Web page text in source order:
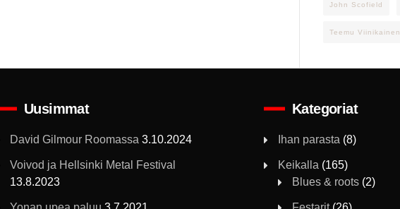
John Scofield
Teemu Viinikainen
Uusimmat
David Gilmour Roomassa 3.10.2024
Voivod ja Hellsinki Metal Festival
13.8.2023
Kategoriat
Ihan parasta (8)
Keikalla (165)
Blues & roots(2)